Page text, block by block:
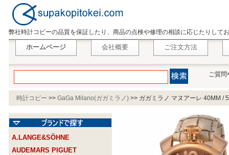
弊社時計コピーの品質を保証したり、商品の点検や修理の相談に応じたりして
ホームページ 会社概要 ご注文方法
ご質問
時計コピー >> GaGa Milano(ガガミラノ) >> ガガミラノ マヌアーレ 40MM /
A.LANGE&SÖHNE
AUDEMARS PIGUET